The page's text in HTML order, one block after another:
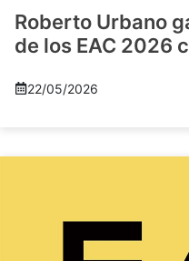
Roberto Urbano
de los EAC 2026
22/05/2026